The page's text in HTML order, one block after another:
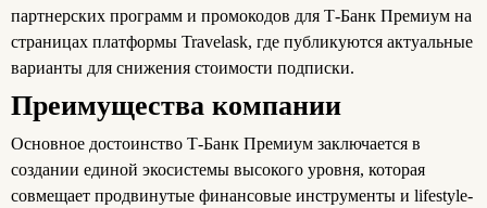
партнерских программ и промокодов для Т‑Банк Премиум на
страницах платформы Travelask, где публикуются актуальные
варианты для снижения стоимости подписки.
Преимущества компании
Основное достоинство Т‑Банк Премиум заключается в
создании единой экосистемы высокого уровня, которая
совмещает продвинутые финансовые инструменты и lifestyle-